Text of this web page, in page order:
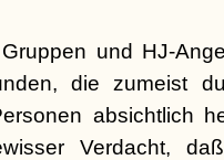
und HJ-
die zumeist
absichtlich
Verdacht,